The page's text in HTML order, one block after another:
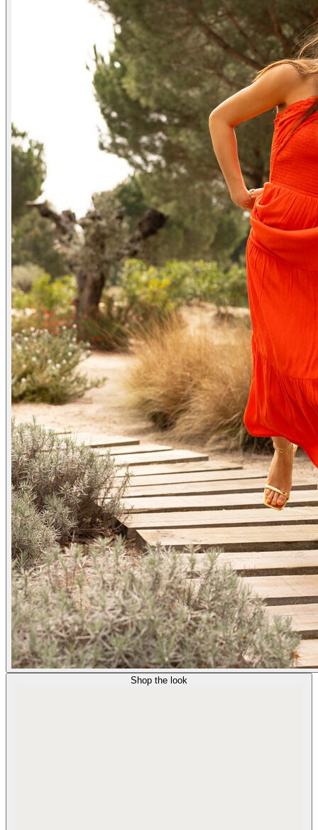
Shop the look